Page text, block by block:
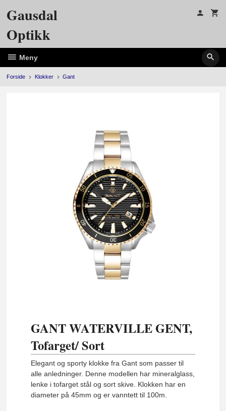
Gausdal
Optikk
Meny
Forside Klokker Gant
GANT WATERVILLE GENT,
Tofarget/ Sort
Elegant og sporty klokke fra Gant som passer til
alle anledninger. Denne modellen har mineralglass,
lenke i tofarget stål og sort skive. Klokken har en
diameter på 45mm og er vanntett til 100m.